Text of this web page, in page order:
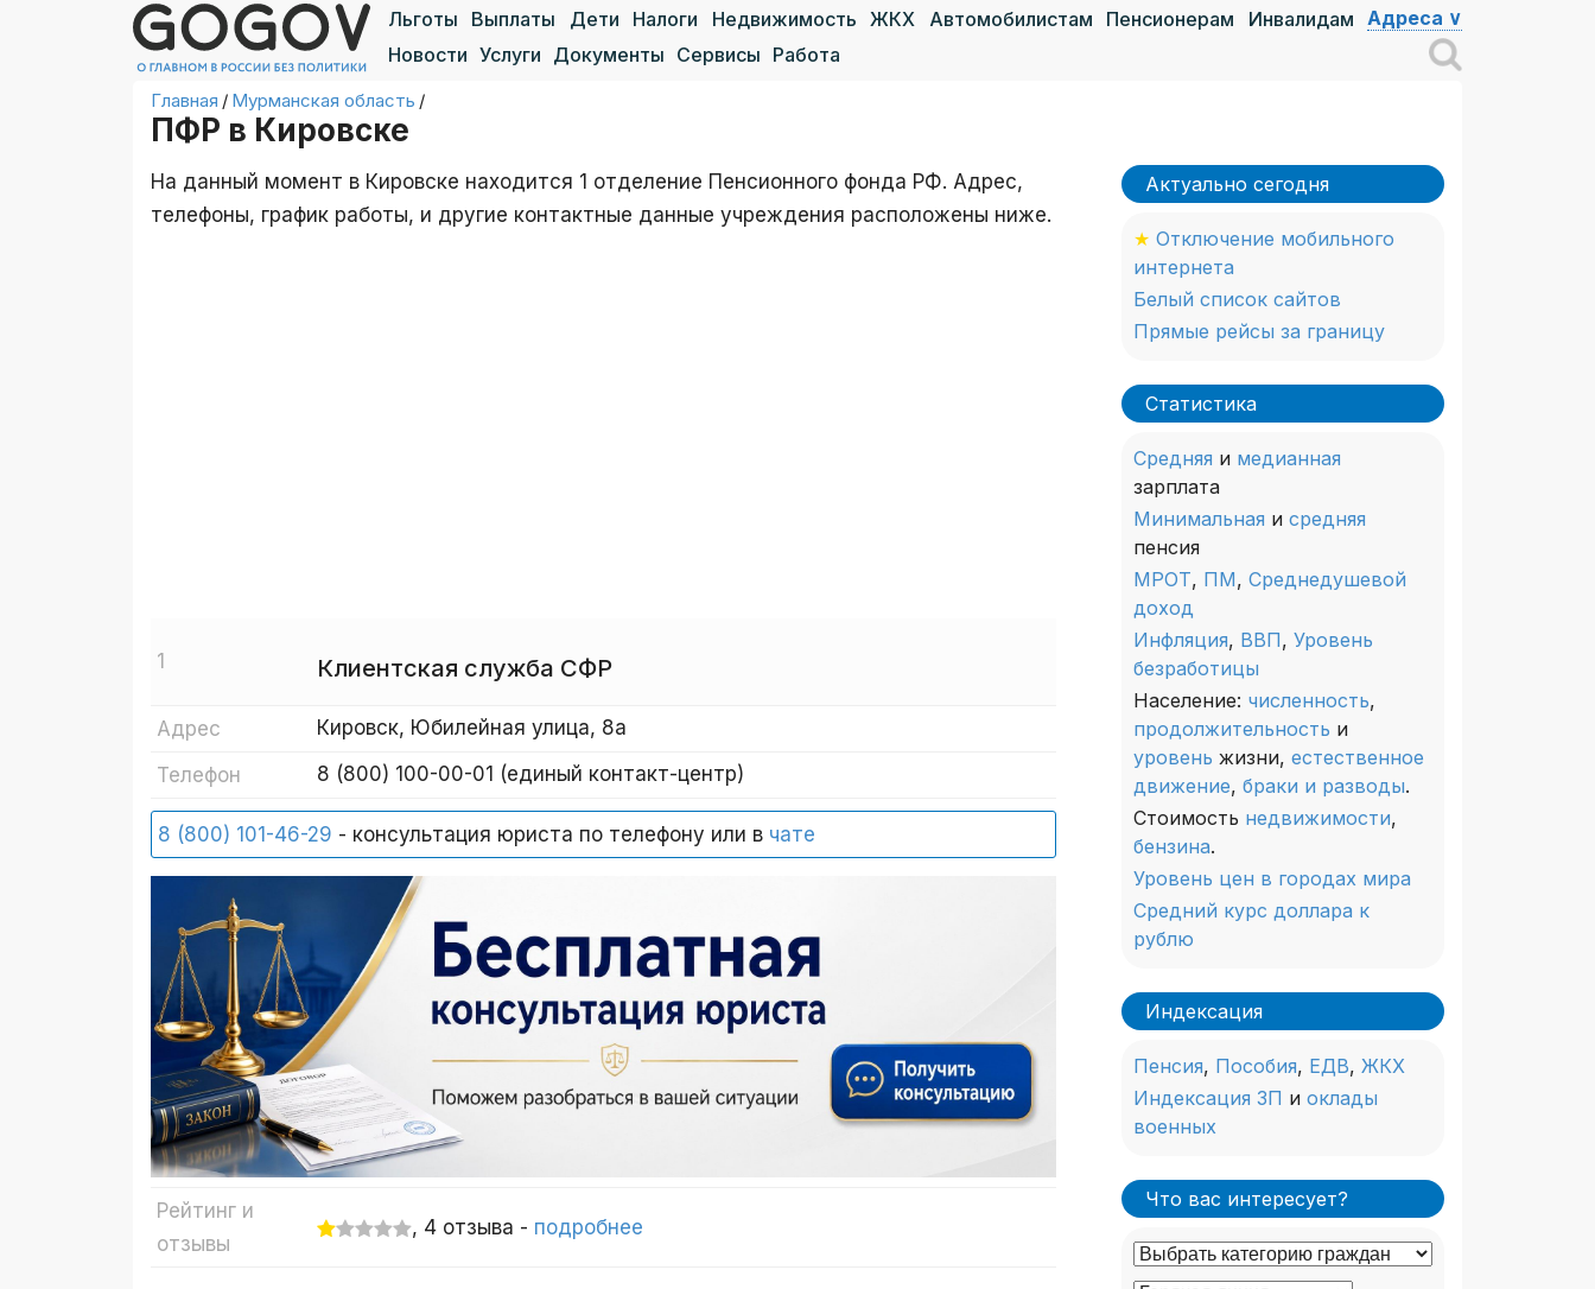
Льготы Выплаты Дети Налоги Недвижимость ЖКХ Автомобилистам Пенсионерам Инвалидам Адреса ∨
Новости Услуги Документы Сервисы Работа
Главная / Мурманская область /
ПФР в Кировске
На данный момент в Кировске находится 1 отделение Пенсионного фонда РФ. Адрес,
телефоны, график работы, и другие контактные данные учреждения расположены ниже.
1 Клиентская служба СФР
Адрес
Кировск, Юбилейная улица, 8а
Телефон
8 (800) 100-00-01 (единый контакт-центр)
8 (800) 101-46-29 - консультация юриста по телефону или в чате
Рейтинг и
отзывы
, 4 отзыва - подробнее
Актуально сегодня
★ Отключение мобильного
интернета
Белый список сайтов
Прямые рейсы за границу
Статистика
Средняя и медианная
зарплата
Минимальная и средняя
пенсия
МРОТ, ПМ, Среднедушевой
доход
Инфляция, ВВП, Уровень
безработицы
Население: численность,
продолжительность и
уровень жизни, естественное
движение, браки и разводы.
Стоимость недвижимости,
бензина.
Уровень цен в городах мира
Средний курс доллара к
рублю
Индексация
Пенсия, Пособия, ЕДВ, ЖКХ
Индексация ЗП и оклады
военных
Что вас интересует?